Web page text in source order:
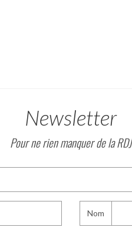
Newsletter
Pour ne rien manquer de la RDJ
Nom